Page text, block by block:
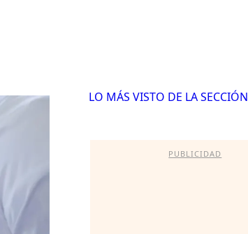
LO MÁS VISTO DE LA SECCIÓN
PUBLICIDAD